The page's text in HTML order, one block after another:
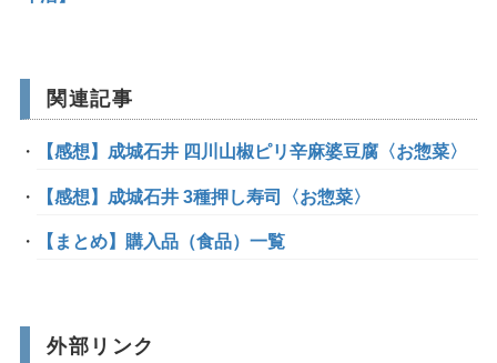
関連記事
【感想】成城石井 四川山椒ピリ辛麻婆豆腐〈お惣菜〉
【感想】成城石井 3種押し寿司〈お惣菜〉
【まとめ】購入品（食品）一覧
外部リンク